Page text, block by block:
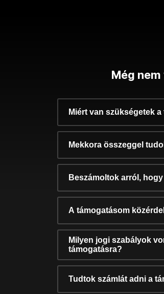
Még
Miért van szükségetek
Mekkora összeggel
Beszámoltok arról,
A támogatásom
Milyen jogi szabályok
támogatásra?
Tudtok számlát adni a